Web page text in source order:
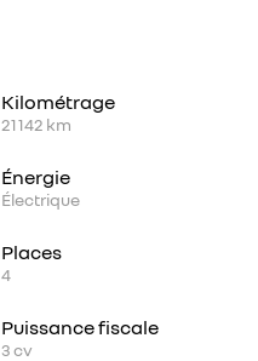
Kilométrage
21 142 km
Énergie
Électrique
Places
4
Puissance fiscale
3cv